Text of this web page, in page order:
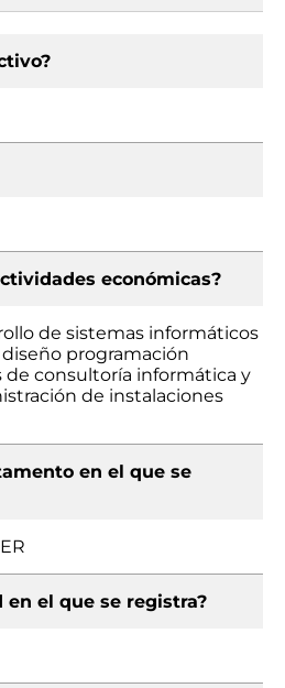
económicas?
de sistemas informáticos
programación
de consultoría informática y
de instalaciones
en el que se
en el que se registra?